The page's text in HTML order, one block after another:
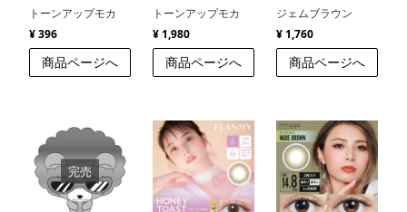
トーンアップモカ
¥ 396
商品ページへ
トーンアップモカ
¥ 1,980
商品ページへ
RICH STANDARD
GEM series）
ジェムブラウン
¥ 1,760
商品ページへ
完売